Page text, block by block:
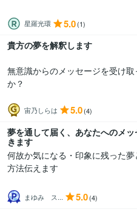
星羅光環 5.0(1)
貴方の夢を解釈します
無意識からのメッセージを受け
か？
宙乃しらは 5.0(4)
夢を通して届く、あなたへのメ
きます
何故か気になる・印象に残った
方法伝えます
まゆみ ス... 5.0(4)